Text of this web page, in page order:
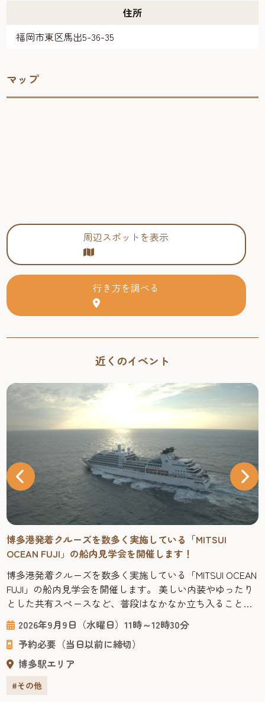
住所
福岡市東区馬出5-36-35
マップ
周辺スポットを表示
行き方を調べる
近くのイベント
博多港発着クルーズを数多く実施している「MITSUI
OCEAN FUJI」の船内見学会を開催します！
博多港発着クルーズを数多く実施している「MITSUI OCEAN
FUJI」の船内見学会を開催します。 美しい内装やゆったり
とした共有スペースなど、普段はなかなか立ち入ることの
できない船内を見学しながら、海の上で過ごす優雅な旅の
雰囲気やクルーズ船ならではの魅力を間近で体感できる貴
重な機会です。 申込1回につき、2名まで申し込みできます
ので、ご家族の方等も一緒にご応募できます。 是非この機
2026年9月9日（水曜日）11時～12時30分
予約必要（当日以前に締切）
博多駅エリア
#その他